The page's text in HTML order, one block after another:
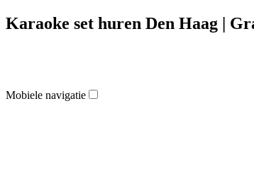
Karaoke set huren Den Haag |
Mobiele navigatie